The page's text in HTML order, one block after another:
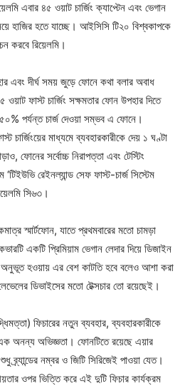
এবার ৪৫ ওয়াট চার্জিং ক্যাপ্টেন এবং ভেগান
হাজির হতে যাচ্ছে। আইসিসি টি২০ বিশ্বকাপকে
করবে রিয়েলমি।
এবং দীর্ঘ সময় জুড়ে ফোনে কথা বলার অবাধ
ওয়াট ফাস্ট চার্জিং সক্ষমতার ফোন উপহার দিতে
পর্যন্ত চার্জ দেওয়া সম্ভব এ ফোনে।
চার্জিংয়ের মাধ্যমে ব্যবহারকারীকে দেয় ১ ঘণ্টা
ফোনের সর্বোচ্চ নিরাপত্তা এবং টেস্টিং
‘টিইউভি রেইনল্যান্ড সেফ ফাস্ট-চার্জ সিস্টেম
সি৬৩।
স্মার্টফোন, যাতে প্রথমবারের মতো চামড়া
একটি প্রিমিয়াম ভেগান লেদার দিয়ে ডিজাইন
হওয়ায় এর বেশ কাটতি হবে বলেও আশা করা
ডিভাইসের মতো টেক্সচার তো রয়েছেই।
ফিচারের নতুন ব্যবহার, ব্যবহারকারীকে
অনন্য অভিজ্ঞতা। ফোনটিতে রয়েছে এয়ার
ব্র্যান্ডের নম্বর ও জিটি সিরিজেই পাওয়া যেত।
ওপর ভিত্তি করে এই দুটি ফিচার কার্যক্রম